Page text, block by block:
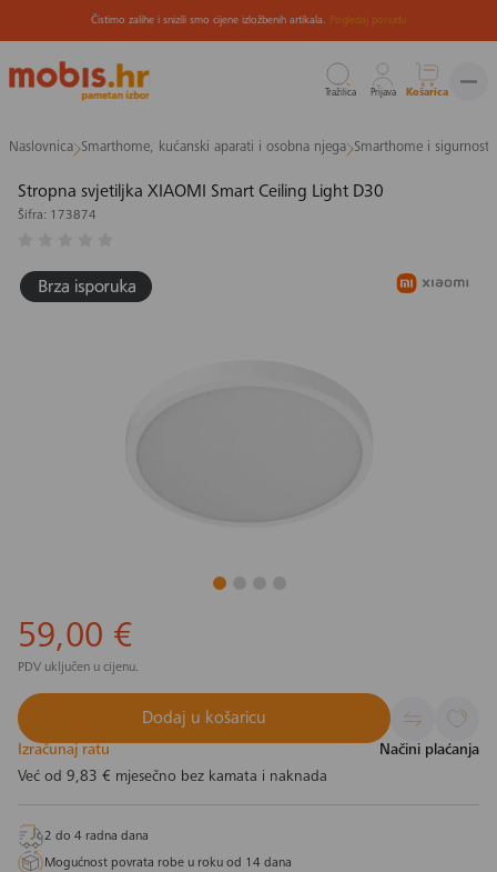
na
Čistimo zalihe i snizili smo cijene izložbenih artikala. Pogledaj ponudu
Tražilica Prijava Košarica
Naslovnica Smarthome, kućanski aparati i osobna njega Smarthome i sigurnost
Stropna svjetiljka XIAOMI Smart Ceiling Light D30
Šifra: 173874
59,00 €
PDV uključen u cijenu.
Dodaj u košaricu
Izračunaj ratu
Načini plaćanja
Već od 9,83 € mjesečno bez kamata i naknada
2 do 4 radna dana
Mogućnost povrata robe u roku od 14 dana